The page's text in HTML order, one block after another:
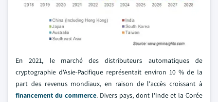
En 2021, le marché des distributeurs automatiques de
cryptographie d'Asie-Pacifique représentait environ 10 % de la
part des revenus mondiaux, en raison de l'accès croissant à
financement du commerce. Divers pays, dont l'Inde et la Corée